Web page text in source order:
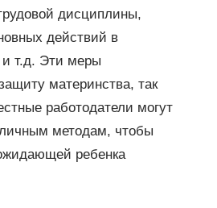
дисциплины,
действий в
и т.д. Эти меры
материнства, так
работодатели могут
методам, чтобы
ребенка